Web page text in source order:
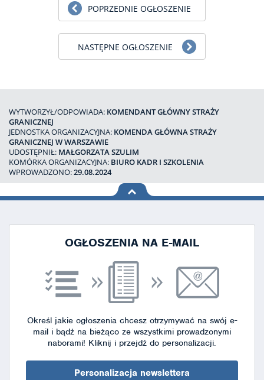
POPRZEDNIE OGŁOSZENIE
NASTĘPNE OGŁOSZENIE
WYTWORZYŁ/ODPOWIADA: KOMENDANT GŁÓWNY STRAŻY
GRANICZNEJ
JEDNOSTKA ORGANIZACYJNA: KOMENDA GŁÓWNA STRAŻY
GRANICZNEJ W WARSZAWIE
UDOSTĘPNIŁ: MAŁGORZATA SZULIM
KOMÓRKA ORGANIZACYJNA: BIURO KADR I SZKOLENIA
WPROWADZONO:29.08.2024
na górę
OGŁOSZENIA NA E-MAIL
Określ jakie ogłoszenia chcesz otrzymywać na swój e-
mail i bądź na bieżąco ze wszystkimi prowadzonymi
naborami! Kliknij i przejdź do personalizacji.
Personalizacja newslettera